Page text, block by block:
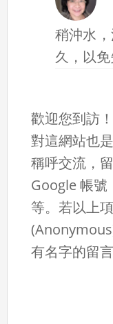
稍沖水
久，以免
歡迎您到訪
對這網站也
稱呼交流，
Google 帳號
等。若以上
有名字的留